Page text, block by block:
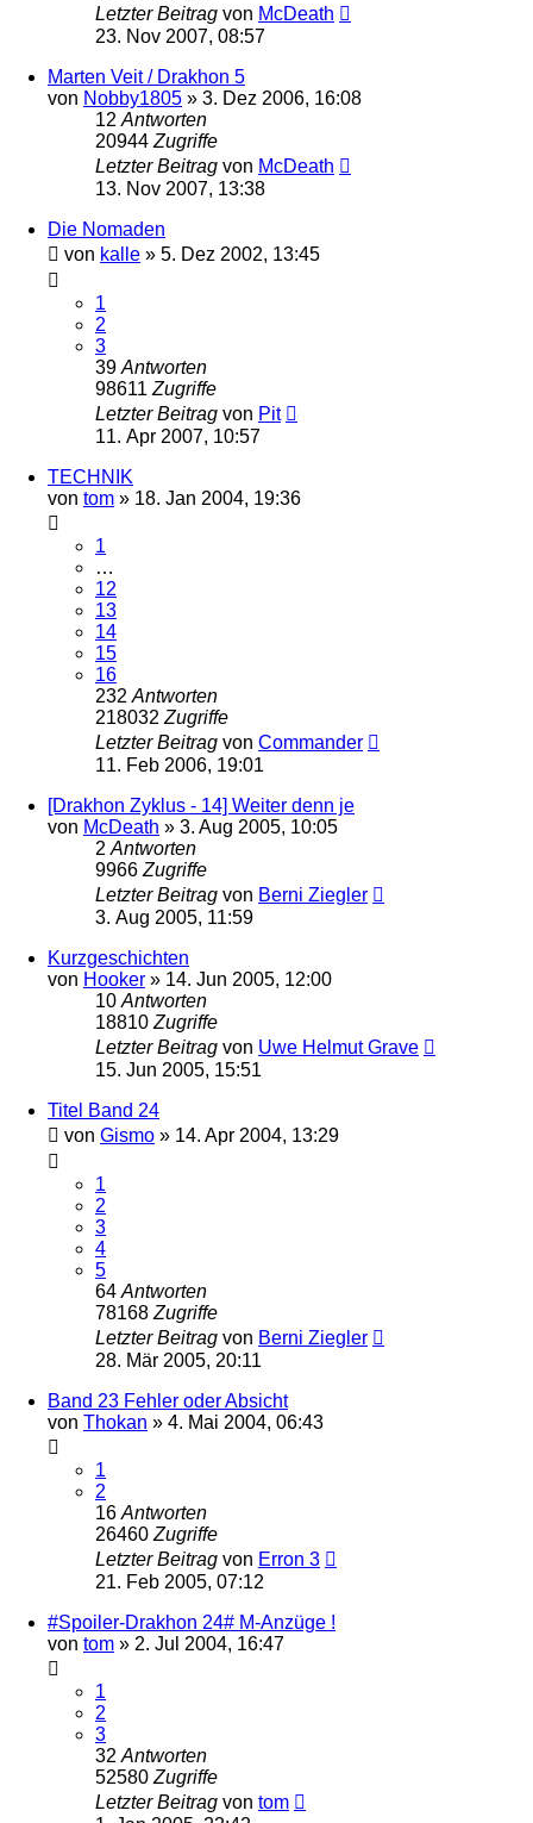
Letzter Beitrag von McDeath
23. Nov 2007, 08:57
Marten Veit / Drakhon 5
von Nobby1805 » 3. Dez 2006, 16:08
12 Antworten
20944 Zugriffe
Letzter Beitrag von McDeath
13. Nov 2007, 13:38
Die Nomaden
von kalle » 5. Dez 2002, 13:45
1
2
3
39 Antworten
98611 Zugriffe
Letzter Beitrag von Pit
11. Apr 2007, 10:57
TECHNIK
von tom » 18. Jan 2004, 19:36
1
…
12
13
14
15
16
232 Antworten
218032 Zugriffe
Letzter Beitrag von Commander
11. Feb 2006, 19:01
[Drakhon Zyklus - 14] Weiter denn je
von McDeath » 3. Aug 2005, 10:05
2 Antworten
9966 Zugriffe
Letzter Beitrag von Berni Ziegler
3. Aug 2005, 11:59
Kurzgeschichten
von Hooker » 14. Jun 2005, 12:00
10 Antworten
18810 Zugriffe
Letzter Beitrag von Uwe Helmut Grave
15. Jun 2005, 15:51
Titel Band 24
von Gismo » 14. Apr 2004, 13:29
1
2
3
4
5
64 Antworten
78168 Zugriffe
Letzter Beitrag von Berni Ziegler
28. Mär 2005, 20:11
Band 23 Fehler oder Absicht
von Thokan » 4. Mai 2004, 06:43
1
2
16 Antworten
26460 Zugriffe
Letzter Beitrag von Erron 3
21. Feb 2005, 07:12
#Spoiler-Drakhon 24# M-Anzüge !
von tom » 2. Jul 2004, 16:47
1
2
3
32 Antworten
52580 Zugriffe
Letzter Beitrag von tom